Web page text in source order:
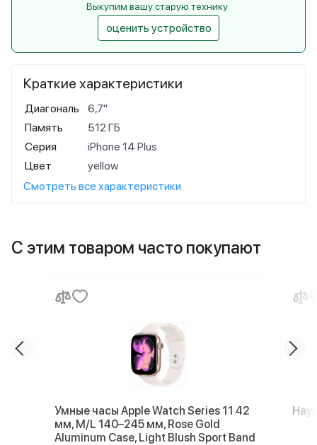
Краткие характеристики
Диагональ
6,7"
Память
512 ГБ
Серия
iPhone 14 Plus
Цвет
yellow
Смотреть все характеристики
Выкупим вашу старую технику
оценить устройство
С этим товаром часто покупают
Умные часы Apple Watch Series 11 42
мм, M/L 140–245 мм, Rose Gold
Aluminum Case, Light Blush Sport Band